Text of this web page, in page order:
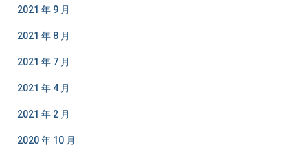
2021 年 9 月
2021 年 8 月
2021 年 7 月
2021 年 4 月
2021 年 2 月
2020 年 10 月